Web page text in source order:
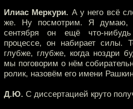
Илиас Меркури. А у него всё
же. Ну посмотрим. Я думаю,
сентября он ещё что-
процессе, он набирает силы.
глубже, глубже, когда ноздри
мы поговорим о нём
ролик, назовём его имени
Д.Ю. С диссертацией круто